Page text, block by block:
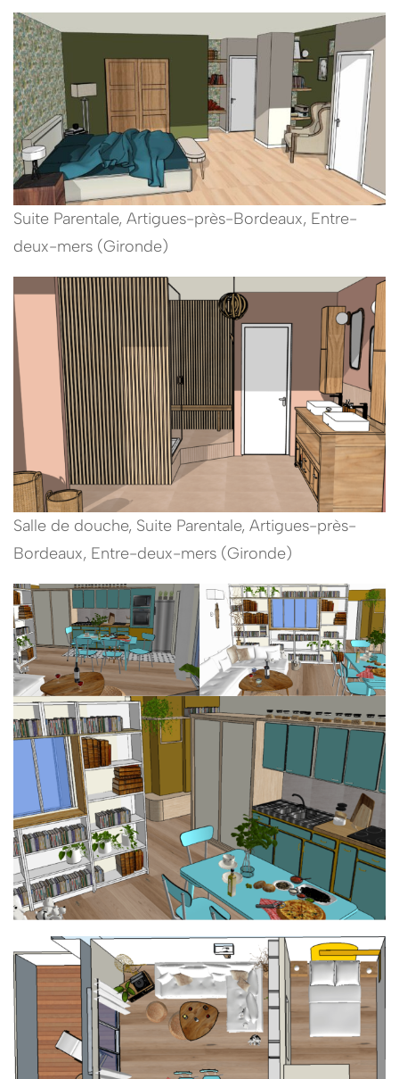
Suite Parentale, Artigues-près-Bordeaux, Entre-
deux-mers (Gironde)
Salle de douche, Suite Parentale, Artigues-près-
Bordeaux, Entre-deux-mers (Gironde)